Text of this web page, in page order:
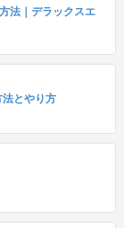
法｜デラックスエ
とやり方